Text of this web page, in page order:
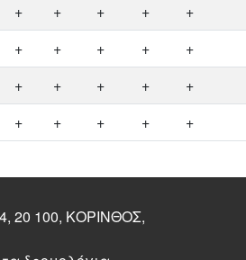
+ + + +
+
+ + + +
+
+ + + +
+
+ + + + +
20 100, ΚΟΡΙΝΘΟΣ,